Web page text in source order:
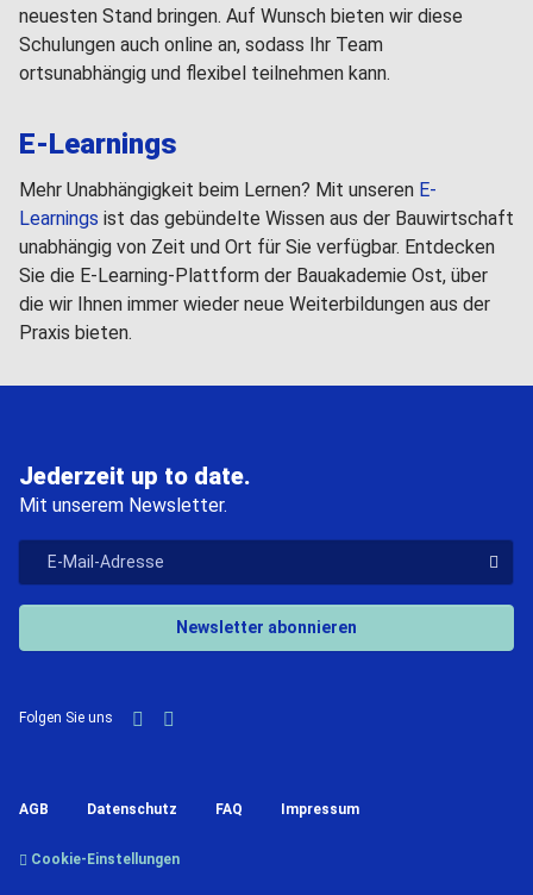
neuesten Stand bringen. Auf Wunsch bieten wir diese
Schulungen auch online an, sodass Ihr Team
ortsunabhängig und flexibel teilnehmen kann.
E-Learnings
Mehr Unabhängigkeit beim Lernen? Mit unseren E-
Learnings ist das gebündelte Wissen aus der Bauwirtschaft
unabhängig von Zeit und Ort für Sie verfügbar. Entdecken
Sie die E-Learning-Plattform der Bauakademie Ost, über
die wir Ihnen immer wieder neue Weiterbildungen aus der
Praxis bieten.
Jederzeit up to date.
Mit unserem Newsletter.
Der
Newsletter abonnieren
Folgen Sie uns LinkedIn
AGB Datenschutz FAQ Impressum
Cookie-Einstellungen